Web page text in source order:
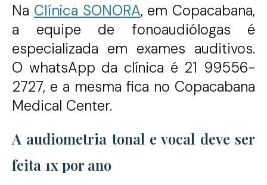
Na Clínica SONORA, em Copacabana,
a equipe de fonoaudiólogas é
especializada em exames auditivos.
O whatsApp da clínica é 21 99556-
2727, e a mesma fica no Copacabana
Medical Center.
A audiometria tonal e vocal deve ser
feita 1x por ano